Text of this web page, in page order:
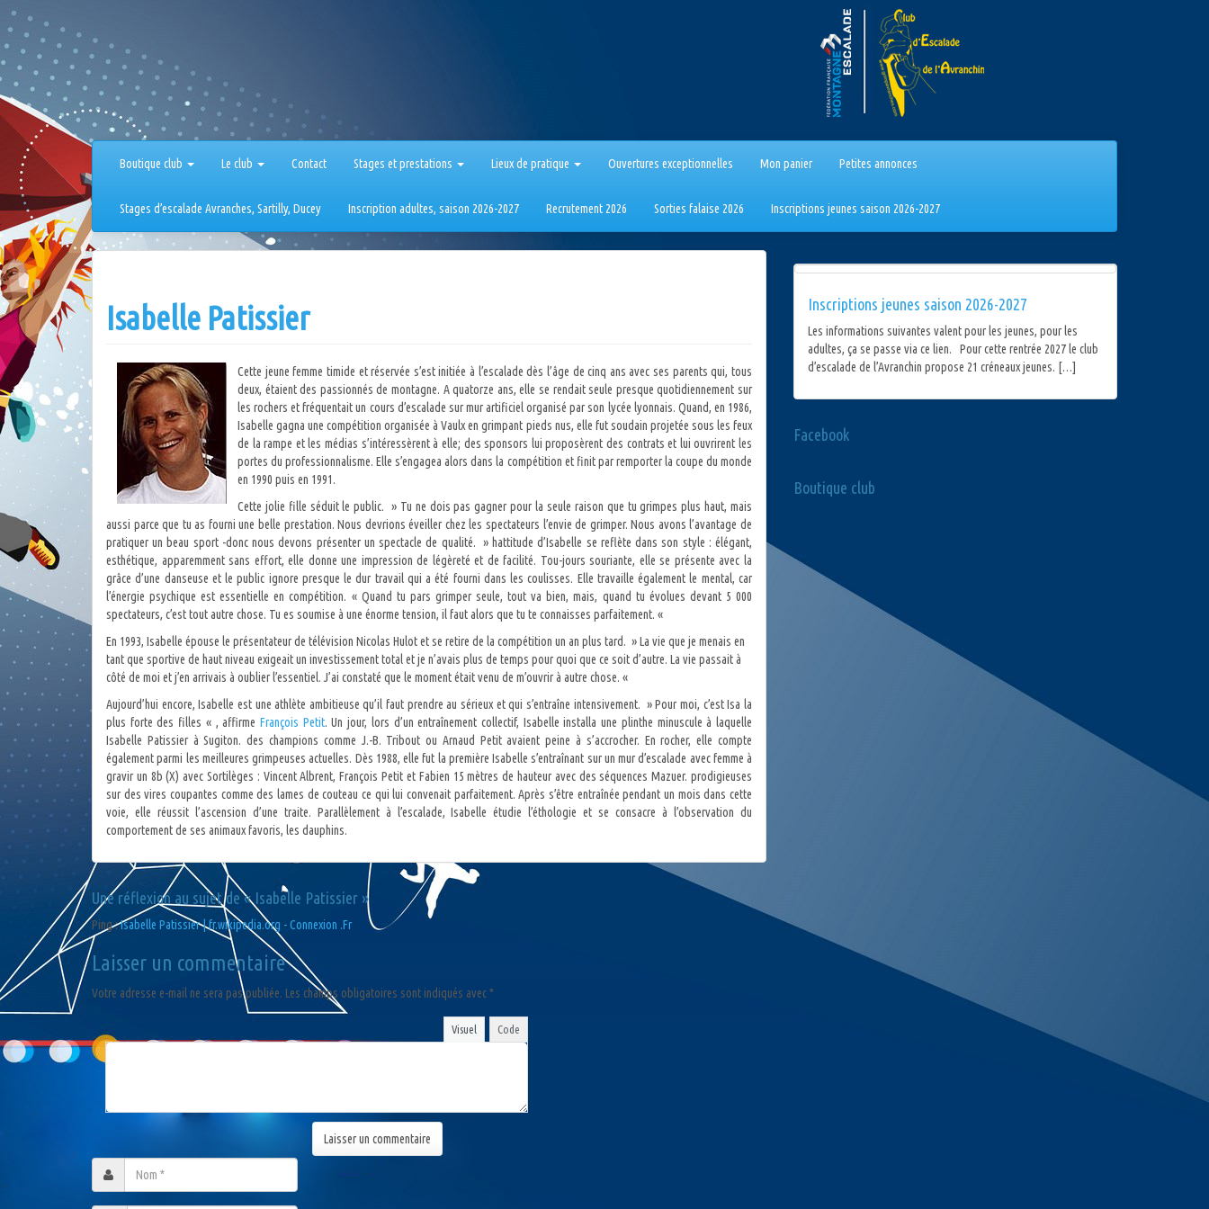
Aller
au
contenu
Boutique club Le club Contact Stages et prestations Lieux de pratique Ouvertures exceptionnelles Mon panier Petites annonces
Stages d’escalade Avranches, Sartilly, Ducey Inscription adultes, saison 2026-2027 Recrutement 2026 Sorties falaise 2026 Inscriptions jeunes saison 2026-2027
Isabelle Patissier
Cette jeune femme timide et réservée s’est initiée à l’escalade dès l’âge de cinq ans avec ses parents qui, tous
deux, étaient des passionnés de montagne. A quatorze ans, elle se rendait seule presque quotidiennement sur
les rochers et fréquentait un cours d’escalade sur mur artificiel organisé par son lycée lyonnais. Quand, en 1986,
Isabelle gagna une compétition organisée à Vaulx en grimpant pieds nus, elle fut soudain projetée sous les feux
de la rampe et les médias s’intéressèrent à elle; des sponsors lui proposèrent des contrats et lui ouvrirent les
portes du professionnalisme. Elle s’engagea alors dans la compétition et finit par remporter la coupe du monde
en 1990 puis en 1991.
Cette jolie fille séduit le public. » Tu ne dois pas gagner pour la seule raison que tu grimpes plus haut, mais
aussi parce que tu as fourni une belle prestation. Nous devrions éveiller chez les spectateurs l’envie de grimper. Nous avons l’avantage de
pratiquer un beau sport -donc nous devons présenter un spectacle de qualité. » hattitude d’Isabelle se reflète dans son style : élégant,
esthétique, apparemment sans effort, elle donne une impression de légèreté et de facilité. Tou-jours souriante, elle se présente avec la
grâce d’une danseuse et le public ignore presque le dur travail qui a été fourni dans les coulisses. Elle travaille également le mental, car
l’énergie psychique est essentielle en compétition. « Quand tu pars grimper seule, tout va bien, mais, quand tu évolues devant 5 000
spectateurs, c’est tout autre chose. Tu es soumise à une énorme tension, il faut alors que tu te connaisses parfaitement. «
En 1993, Isabelle épouse le présentateur de télévision Nicolas Hulot et se retire de la compétition un an plus tard. » La vie que je menais en
tant que sportive de haut niveau exigeait un investissement total et je n’avais plus de temps pour quoi que ce soit d’autre. La vie passait à
côté de moi et j’en arrivais à oublier l’essentiel. J’ai constaté que le moment était venu de m’ouvrir à autre chose. «
Aujourd’hui encore, Isabelle est une athlète ambitieuse qu’il faut prendre au sérieux et qui s’entraîne intensivement. » Pour moi, c’est Isa la
plus forte des filles « , affirme François Petit. Un jour, lors d’un entraînement collectif, Isabelle installa une plinthe minuscule à laquelle
Isabelle Patissier à Sugiton. des champions comme J.-B. Tribout ou Arnaud Petit avaient peine à s’accrocher. En rocher, elle compte
également parmi les meilleures grimpeuses actuelles. Dès 1988, elle fut la première Isabelle s’entraînant sur un mur d’escalade avec femme à
gravir un 8b (X) avec Sortilèges : Vincent Albrent, François Petit et Fabien 15 mètres de hauteur avec des séquences Mazuer. prodigieuses
sur des vires coupantes comme des lames de couteau ce qui lui convenait parfaitement. Après s’être entraînée pendant un mois dans cette
voie, elle réussit l’ascension d’une traite. Parallèlement à l’escalade, Isabelle étudie l’éthologie et se consacre à l’observation du
comportement de ses animaux favoris, les dauphins.
Une réflexion au sujet de «Isabelle Patissier »
Ping :Isabelle Patissier | fr.wikipedia.org - Connexion .Fr
Laisser un commentaire
Votre adresse e-mail ne sera pas publiée. Les champs obligatoires sont indiqués avec*
Visuel Code
Inscriptions jeunes saison 2026-2027
Les informations suivantes valent pour les jeunes, pour les
adultes, ça se passe via ce lien. Pour cette rentrée 2027 le club
d’escalade de l’Avranchin propose 21 créneaux jeunes. […]
Facebook
Boutique club